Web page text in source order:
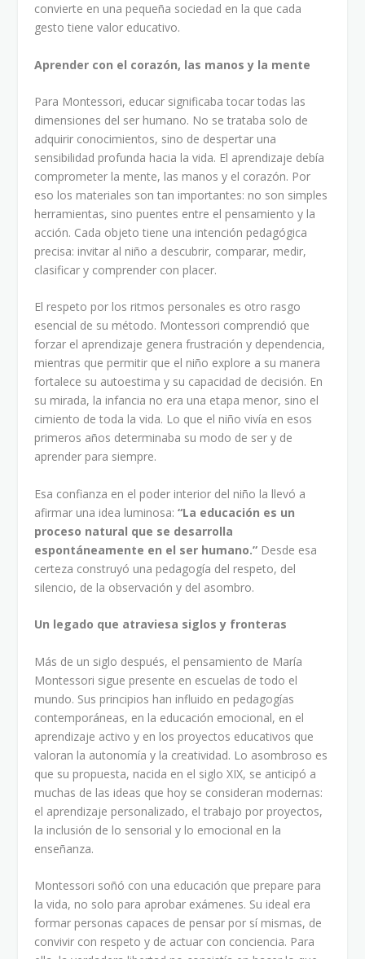
convierte en una pequeña sociedad en la que cada
gesto tiene valor educativo.
Aprender con el corazón, las manos y la mente
Para Montessori, educar significaba tocar todas las
dimensiones del ser humano. No se trataba solo de
adquirir conocimientos, sino de despertar una
sensibilidad profunda hacia la vida. El aprendizaje debía
comprometer la mente, las manos y el corazón. Por
eso los materiales son tan importantes: no son simples
herramientas, sino puentes entre el pensamiento y la
acción. Cada objeto tiene una intención pedagógica
precisa: invitar al niño a descubrir, comparar, medir,
clasificar y comprender con placer.
El respeto por los ritmos personales es otro rasgo
esencial de su método. Montessori comprendió que
forzar el aprendizaje genera frustración y dependencia,
mientras que permitir que el niño explore a su manera
fortalece su autoestima y su capacidad de decisión. En
su mirada, la infancia no era una etapa menor, sino el
cimiento de toda la vida. Lo que el niño vivía en esos
primeros años determinaba su modo de ser y de
aprender para siempre.
Esa confianza en el poder interior del niño la llevó a
afirmar una idea luminosa:“La educación es un
proceso natural que se desarrolla
espontáneamente en el ser humano.” Desde esa
certeza construyó una pedagogía del respeto, del
silencio, de la observación y del asombro.
Un legado que atraviesa siglos y fronteras
Más de un siglo después, el pensamiento de María
Montessori sigue presente en escuelas de todo el
mundo. Sus principios han influido en pedagogías
contemporáneas, en la educación emocional, en el
aprendizaje activo y en los proyectos educativos que
valoran la autonomía y la creatividad. Lo asombroso es
que su propuesta, nacida en el siglo XIX, se anticipó a
muchas de las ideas que hoy se consideran modernas:
el aprendizaje personalizado, el trabajo por proyectos,
la inclusión de lo sensorial y lo emocional en la
enseñanza.
Montessori soñó con una educación que prepare para
la vida, no solo para aprobar exámenes. Su ideal era
formar personas capaces de pensar por sí mismas, de
convivir con respeto y de actuar con conciencia. Para